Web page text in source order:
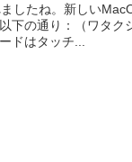
したね。新しい
下の通り：（ワタク
ドはタッチ...